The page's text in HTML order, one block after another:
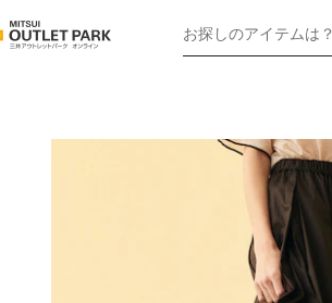
お探しのアイテムは？